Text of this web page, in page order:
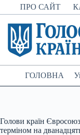
Перейти
до
вмісту
ПРО САЙТ
ГОЛОВНА
Голови країн
терміном на